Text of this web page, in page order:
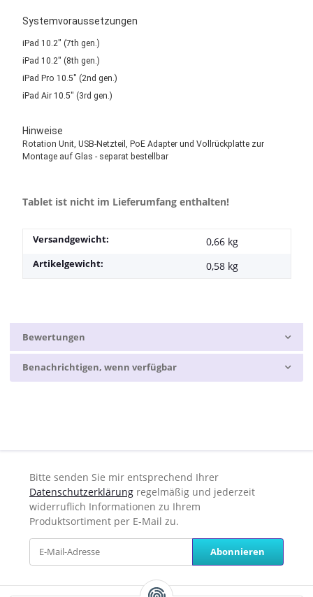
Systemvoraussetzungen
iPad 10.2" (7th gen.)
iPad 10.2" (8th gen.)
iPad Pro 10.5" (2nd gen.)
iPad Air 10.5" (3rd gen.)
Hinweise
Rotation Unit, USB-Netzteil, PoE Adapter und Vollrückplatte zur
Montage auf Glas - separat bestellbar
Tablet ist nicht im Lieferumfang enthalten!
Versandgewicht: 0,66 kg
Artikelgewicht: 0,58 kg
Bewertungen
Benachrichtigen, wenn verfügbar
Bitte senden Sie mir entsprechend Ihrer
Datenschutzerklärung regelmäßig und jederzeit
widerruflich Informationen zu Ihrem
Produktsortiment per E-Mail zu.
Abonnieren